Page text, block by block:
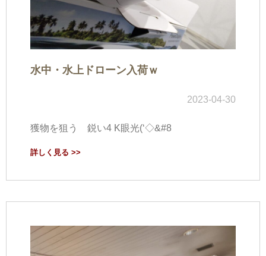
水中・水上ドローン入荷ｗ
2023-04-30
獲物を狙う 鋭い4 K眼光(‘◇&#8
詳しく見る >>